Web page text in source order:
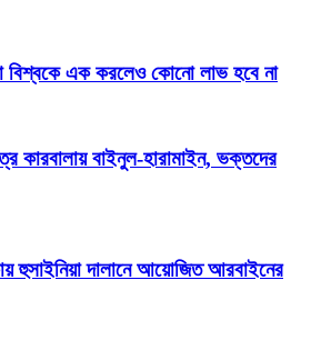
বিশ্বকে এক করলেও কোনো লাভ হবে না
কারবালায় বাইনুল-হারামাইন, ভক্তদের
হুসাইনিয়া দালানে আয়োজিত আরবাইনের